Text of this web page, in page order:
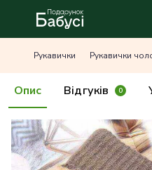
Рукавички Рукавички
Опис Відгуків 0